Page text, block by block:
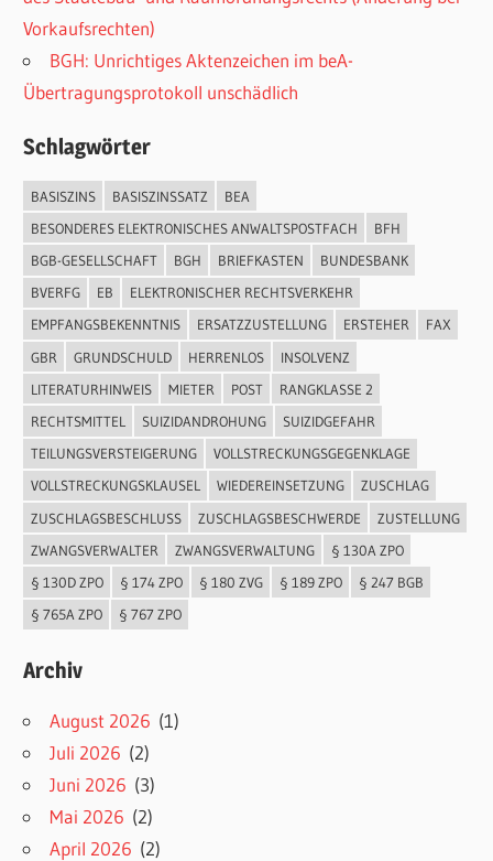
Vorkaufsrechten)
BGH: Unrichtiges Aktenzeichen im beA-
Übertragungsprotokoll unschädlich
Schlagwörter
BASISZINS BASISZINSSATZ
BEA
BESONDERES ELEKTRONISCHES ANWALTSPOSTFACH
BFH
BGB-GESELLSCHAFT
BGH BRIEFKASTEN
BUNDESBANK
BVERFG
EB
ELEKTRONISCHER RECHTSVERKEHR
EMPFANGSBEKENNTNIS
ERSATZZUSTELLUNG ERSTEHER
FAX
GBR
GRUNDSCHULD HERRENLOS
INSOLVENZ
LITERATURHINWEIS
MIETER POST
RANGKLASSE 2
RECHTSMITTEL
SUIZIDANDROHUNG
SUIZIDGEFAHR
TEILUNGSVERSTEIGERUNG
VOLLSTRECKUNGSGEGENKLAGE
VOLLSTRECKUNGSKLAUSEL
WIEDEREINSETZUNG
ZUSCHLAG
ZUSCHLAGSBESCHLUSS
ZUSCHLAGSBESCHWERDE
ZUSTELLUNG
ZWANGSVERWALTER
ZWANGSVERWALTUNG
§ 130A ZPO
§ 130D ZPO
§ 174 ZPO § 180 ZVG § 189 ZPO
§ 247 BGB
§ 765A ZPO
§ 767 ZPO
Archiv
August 2026 (1)
Juli 2026 (2)
Juni 2026 (3)
Mai 2026 (2)
April 2026 (2)